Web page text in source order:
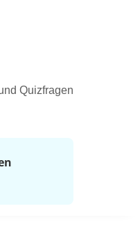
Quizfragen